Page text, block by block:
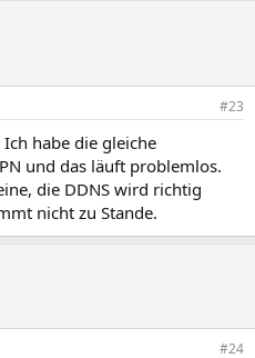
#23
habe die gleiche
und das läuft problemlos.
die DDNS wird richtig
nicht zu Stande.
#24